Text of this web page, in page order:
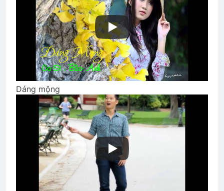
TẠI SAO?
3 Years Ago
THÊM XUÂN NÀY, TA NGỒI CHỜ ĐỢI
THỬ
QUÀ TẶNG (Rabindranath Tagore)
3 Years Ago
Anthony ‘s collections
2 Years Ago
Dáng mộng